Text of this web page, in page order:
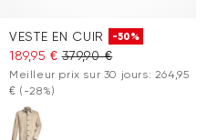
VESTE EN CUIR -50%
189,95 € 379,90 €
Meilleur prix sur 30 jours: 264,95
€ (-28%)